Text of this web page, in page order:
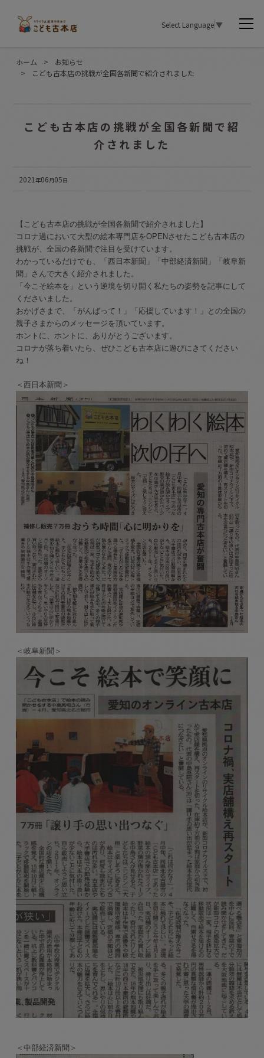
Select Language▼
ホーム >
お知らせ
>
こども古本店の挑戦が全国各新聞で紹介されました
こども古本店の挑戦が全国各新聞で紹
介されました
2021年06月05日
【こども古本店の挑戦が全国各新聞で紹介されました】
コロナ過において大型の絵本専門店をOPENさせたこども古本店の
挑戦が、全国の各新聞で注目を受けています。
わかっているだけでも、「西日本新聞」「中部経済新聞」「岐阜新
聞」さんで大きく紹介されました。
「今こそ絵本を」という逆境を切り開く私たちの姿勢を記事にして
くださいました。
おかげさまで、「がんばって！」「応援しています！」との全国の
親子さまからのメッセージを頂いています。
ホントに、ホントに、ありがとうございます。
コロナが落ち着いたら、ぜひこども古本店に遊びにきてください
ね！
＜西日本新聞＞
＜岐阜新聞＞
＜中部経済新聞＞